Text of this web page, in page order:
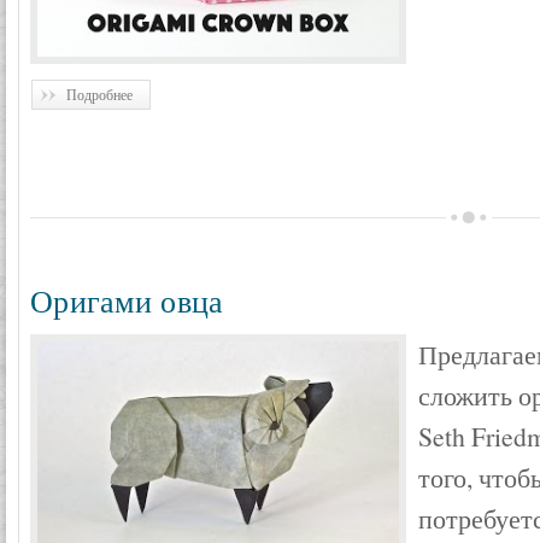
Подробнее
Оригами овца
сложить
Seth
того,